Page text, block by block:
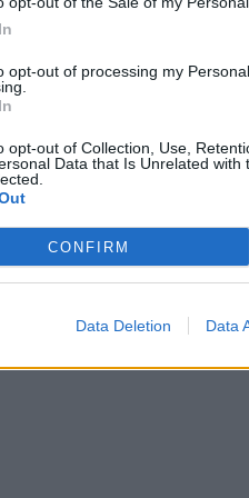
opt-out of processing my
opt-out of Collection, Use,
Data that Is Unrelated with
CONFIRM
Data Deletion Data
alla mascotte della
Romolo, farà visita alla
alle Politiche
e alle Pari
Lucarelli.